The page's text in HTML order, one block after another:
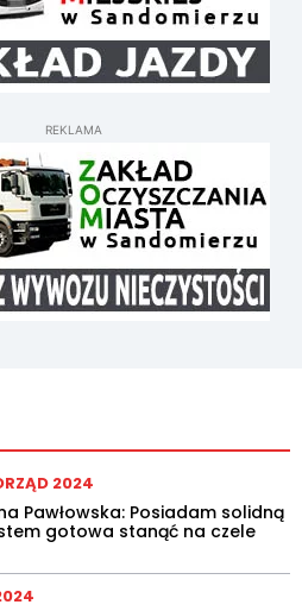
REKLAMA
2024
Pawłowska: Posiadam solidną
gotowa stanąć na czele